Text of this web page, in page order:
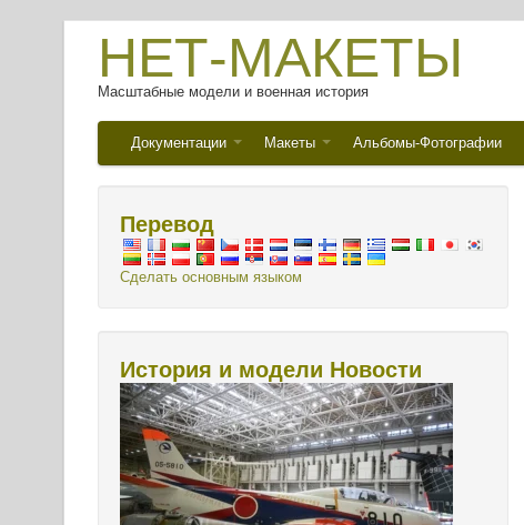
НЕТ-МАКЕТЫ
Масштабные модели и военная история
Документации Макеты Альбомы-Фотографии
Перевод
Сделать основным языком
История и модели Новости